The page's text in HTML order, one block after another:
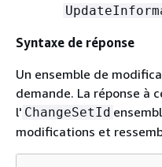
Syntaxe de réponse
Un ensemble de
demande. La réponse à
l' ChangeSetId
modifications et